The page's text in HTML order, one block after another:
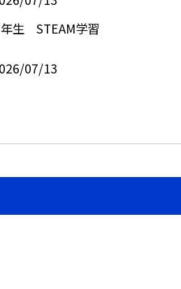
年生 STEAM学習
07/13